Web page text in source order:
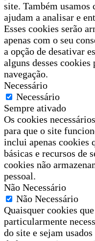
site. Também usamos
ajudam a analisar e
Esses cookies serão
apenas com o seu
a opção de desativar
alguns desses
navegação.
Necessário
Necessário
Sempre ativado
Os cookies
para que o site
inclui apenas cookies
básicas e recursos de
cookies não
pessoal.
Não Necessário
Não Necessário
Quaisquer cookies
particularmente
do site e sejam